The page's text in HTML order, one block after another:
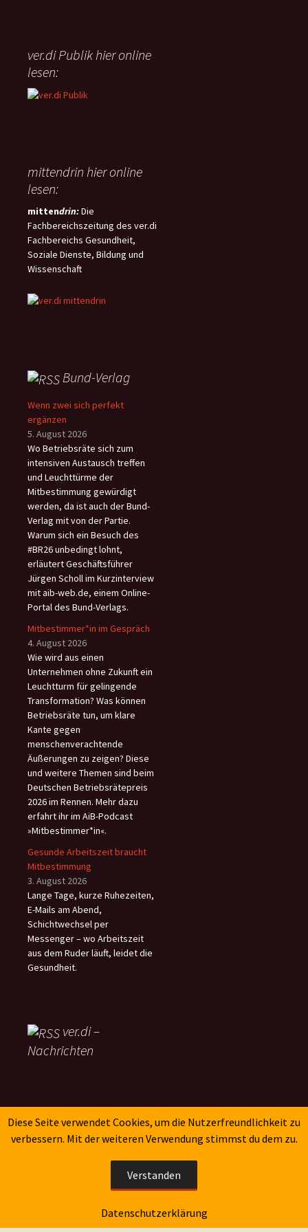
erstmalig landesweit rechtlich
geregelt wird.
ver.di Publik hier online
lesen:
mittendrin hier online
lesen:
mittendrin:Die
Fachbereichszeitung des ver.di
Fachbereichs Gesundheit,
Soziale Dienste, Bildung und
Wissenschaft
Bund-Verlag
Wenn zwei sich perfekt
ergänzen
5. August 2026
Wo Betriebsräte sich zum
intensiven Austausch treffen
und Leuchttürme der
Mitbestimmung gewürdigt
werden, da ist auch der Bund-
Verlag mit von der Partie.
Warum sich ein Besuch des
#BR26 unbedingt lohnt,
erläutert Geschäftsführer
Jürgen Scholl im Kurzinterview
mit aib-web.de, einem Online-
Portal des Bund-Verlags.
Mitbestimmer*in im Gespräch
4. August 2026
Wie wird aus einen
Unternehmen ohne Zukunft ein
Leuchtturm für gelingende
Transformation? Was können
Betriebsräte tun, um klare
Kante gegen
menschenverachtende
Äußerungen zu zeigen? Diese
und weitere Themen sind beim
Deutschen Betriebsrätepreis
2026 im Rennen. Mehr dazu
erfahrt ihr im AiB-Podcast
»Mitbestimmer*in«.
Gesunde Arbeitszeit braucht
Mitbestimmung
3. August 2026
Lange Tage, kurze Ruhezeiten,
E-Mails am Abend,
Schichtwechsel per
Messenger – wo Arbeitszeit
aus dem Ruder läuft, leidet die
Gesundheit.
ver.di –
Nachrichten
SK-Verlag
Datenschutzerklärung Stolz präsentiert von WordPress
Diese Seite verwendet Cookies, um die Nutzerfreundlichkeit zu
verbessern. Mit der weiteren Verwendung stimmst du dem zu.
Verstanden
Datenschutzerklärung